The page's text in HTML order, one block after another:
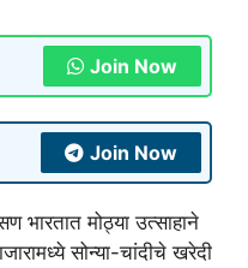
Join Now
Join Now
भारतात मोठ्या उत्साहाने
सोन्या-चांदीचे खरेदी